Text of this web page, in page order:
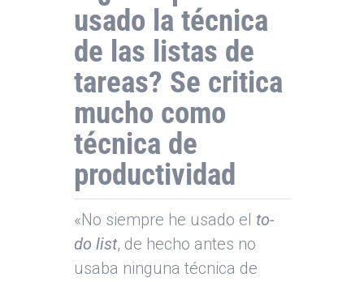
usado la técnica
de las listas de
tareas? Se critica
mucho como
técnica de
productividad
«No siempre he usado el to-
do list, de hecho antes no
usaba ninguna técnica de